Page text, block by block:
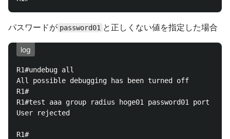
パスワードが password01 と正しくない値を指定した場合
log
R1#undebug all
All possible debugging has been turned off
R1#
R1#test aaa group radius hoge01 password01 port
User rejected
R1#